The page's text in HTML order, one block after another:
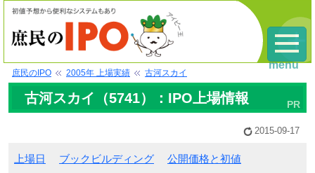
庶民のIPO 2005年 上場実績 古河スカイ
古河スカイ（5741）：IPO上場情報
2015-09-17
上場日 ブックビルディング
公開価格と初値
menu